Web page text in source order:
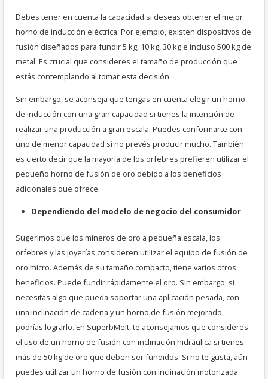
Debes tener en cuenta la capacidad si deseas obtener el mejor
horno de inducción eléctrica. Por ejemplo, existen dispositivos de
fusión diseñados para fundir 5 kg, 10 kg, 30 kg e incluso 500 kg de
metal. Es crucial que consideres el tamaño de producción que
estás contemplando al tomar esta decisión.
Sin embargo, se aconseja que tengas en cuenta elegir un horno
de inducción con una gran capacidad si tienes la intención de
realizar una producción a gran escala. Puedes conformarte con
uno de menor capacidad si no prevés producir mucho. También
es cierto decir que la mayoría de los orfebres prefieren utilizar el
pequeño horno de fusión de oro debido a los beneficios
adicionales que ofrece.
Dependiendo del modelo de negocio del consumidor
Sugerimos que los mineros de oro a pequeña escala, los
orfebres y las joyerías consideren utilizar el equipo de fusión de
oro micro. Además de su tamaño compacto, tiene varios otros
beneficios. Puede fundir rápidamente el oro. Sin embargo, si
necesitas algo que pueda soportar una aplicación pesada, con
una inclinación de cadena y un horno de fusión mejorado,
podrías lograrlo. En SuperbMelt, te aconsejamos que consideres
el uso de un horno de fusión con inclinación hidráulica si tienes
más de 50 kg de oro que deben ser fundidos. Si no te gusta, aún
puedes utilizar un horno de fusión con inclinación motorizada.